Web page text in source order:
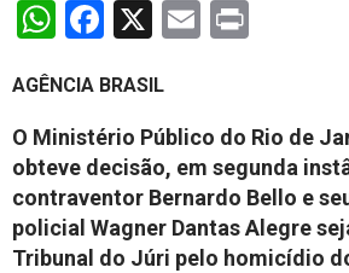
WhatsApp
Facebook
X Email
AGÊNCIA BRASIL
O Ministério Público do Rio de
obteve decisão, em segunda
contraventor Bernardo Bello e
policial Wagner Dantas Alegre
Tribunal do Júri pelo homicídio